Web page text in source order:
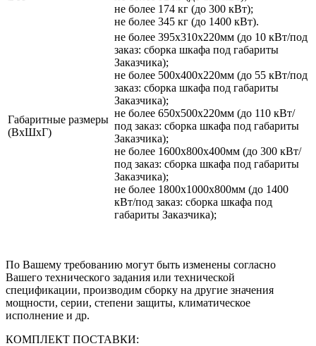
не более 174 кг (до 300 кВт);
не более 345 кг (до 1400 кВт).
Габаритные размеры
(ВхШхГ)
не более 395х310х220мм (до 10 кВт/под
заказ: сборка шкафа под габариты
Заказчика);
не более 500х400х220мм (до 55 кВт/под
заказ: сборка шкафа под габариты
Заказчика);
не более 650х500х220мм (до 110 кВт/
под заказ: сборка шкафа под габариты
Заказчика);
не более 1600х800х400мм (до 300 кВт/
под заказ: сборка шкафа под габариты
Заказчика);
не более 1800х1000х800мм (до 1400
кВт/под заказ: сборка шкафа под
габариты Заказчика);
По Вашему требованию могут быть изменены согласно
Вашего технического задания или технической
спецификации, производим сборку на другие значения
мощности, серии, степени защиты, климатическое
исполнение и др.
КОМПЛЕКТ ПОСТАВКИ: